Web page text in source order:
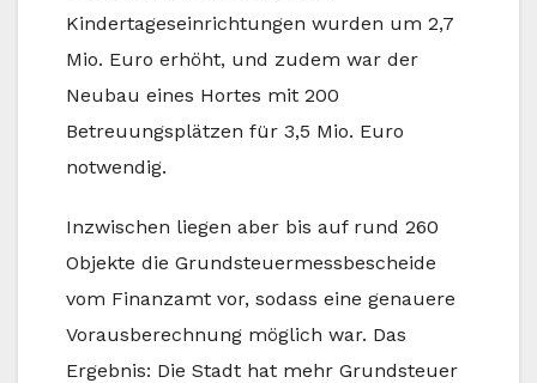
Kindertageseinrichtungen wurden um 2,7
Mio. Euro erhöht, und zudem war der
Neubau eines Hortes mit 200
Betreuungsplätzen für 3,5 Mio. Euro
notwendig.
Inzwischen liegen aber bis auf rund 260
Objekte die Grundsteuermessbescheide
vom Finanzamt vor, sodass eine genauere
Vorausberechnung möglich war. Das
Ergebnis: Die Stadt hat mehr Grundsteuer